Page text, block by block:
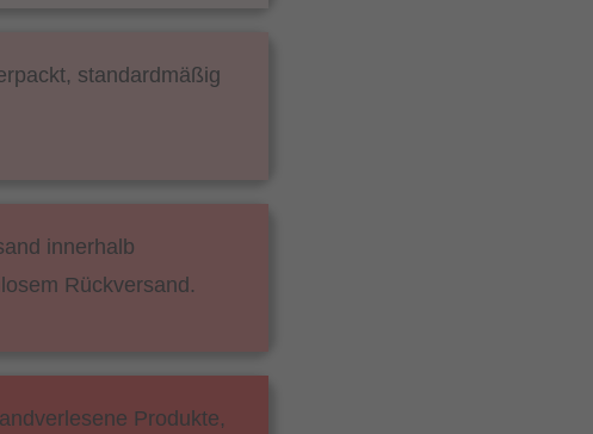
standardmäßig
innerhalb
Rückversand.
Produkte,